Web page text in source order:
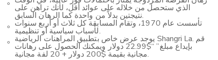
الذي ستحصل من خلاله على عوائد أقل، لأنك تراهن على
نتيجتين بدلاً من واحدة كما الرهان السابق.
تأسست عام 1970، وتقام المسابقة كل ثلاث أو أربع سنوات
لأسباب سياسية أو تنظيمية.
يوجد عرض خاص بتطبيق المراهنات الرياضية Shangri La. قم
بإيداع مبلغ” “$22.99 دولار ويمكنك الحصول على رهانات
مجانية بقيمة $200 دولار + 20 لفة مجانية.